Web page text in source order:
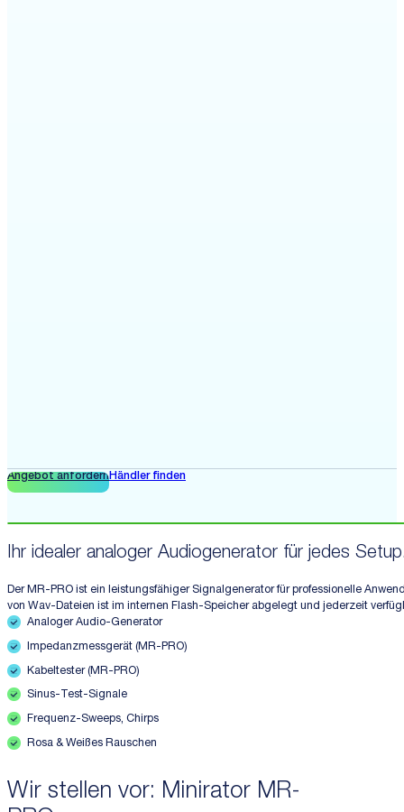
Angebot anfordernHändler finden
Ihr idealer analoger Audiogenerator für jedes
Der MR-PRO ist ein leistungsfähiger Signalgenerator für professionelle
von Wav-Dateien ist im internen Flash-Speicher abgelegt und jederzeit
Analoger Audio-Generator
Impedanzmessgerät (MR-PRO)
Kabeltester (MR-PRO)
Sinus-Test-Signale
Frequenz-Sweeps, Chirps
Rosa & Weißes Rauschen
Wir stellen vor: Minirator MR-